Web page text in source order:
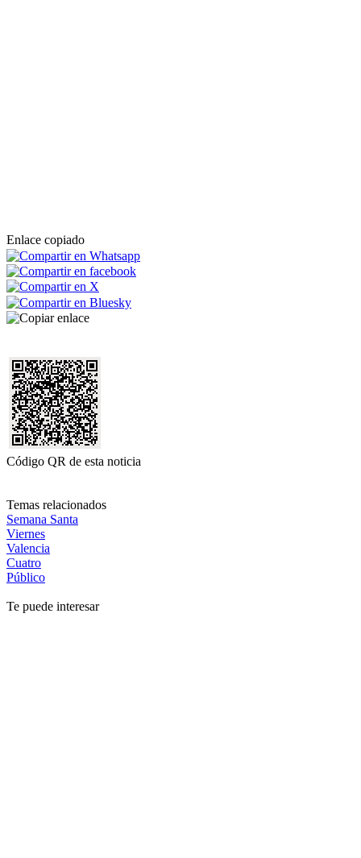
Enlace copiado
Código QR de esta noticia
Temas relacionados
Semana Santa
Viernes
Valencia
Cuatro
Público
Te puede interesar